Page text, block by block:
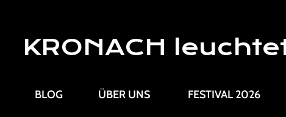
KRONACH
BLOG ÜBER UNS FESTIVAL 2026